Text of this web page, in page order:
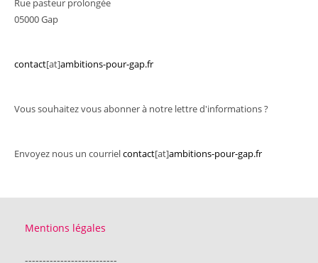
Rue pasteur prolongée
05000 Gap
contact[at]ambitions-pour-gap.fr
Vous souhaitez vous abonner à notre lettre d'informations ?
Envoyez nous un courrielcontact[at]ambitions-pour-gap.fr
Mentions légales
--------------------------